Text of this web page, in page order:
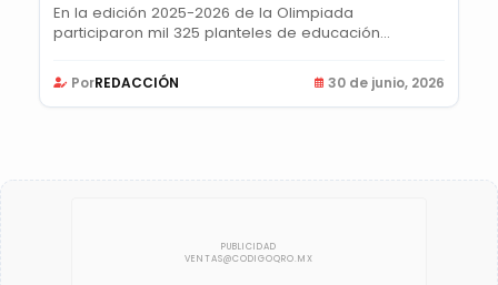
En la edición 2025-2026 de la Olimpiada
participaron mil 325 planteles de educación
PorREDACCIÓN 30 de junio, 2026